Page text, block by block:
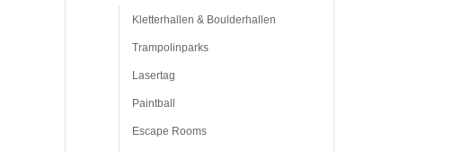
Kletterhallen & Boulderhallen
Trampolinparks
Lasertag
Paintball
Escape Rooms